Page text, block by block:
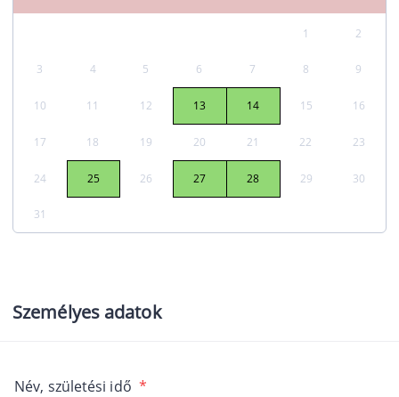
1 2
3 4 5 6 7 8 9
10 11 12 13 14 15 16
17 18 19 20 21 22 23
24 25 26 27 28 29 30
31
Személyes adatok
Név, születési idő *